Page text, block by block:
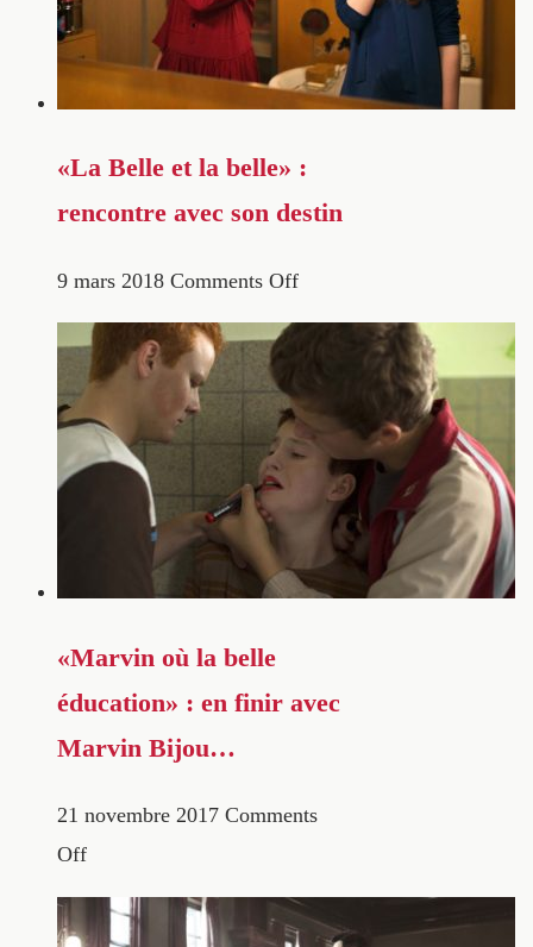
«La Belle et la belle» :
rencontre avec son destin
9 mars 2018 Comments Off
«Marvin où la belle
éducation» : en finir avec
Marvin Bijou…
21 novembre 2017 Comments
Off